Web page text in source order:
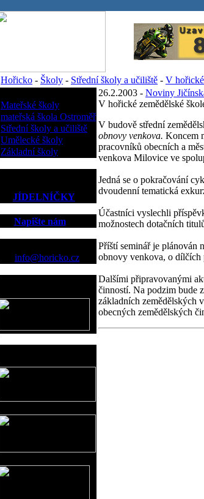
Hořicko - Školy - Střední školy a učiliště - V
Mateřské školy
mateřská škola Ostroměř
Střední školy a učiliště
Umělecké školy
Základní školy
JÍDELNÍČKY
Napište nám
info@horicko.cz
26.2.2003 - Noviny
V hořické zemědělské
V budově střední
obnovy venkova. Koncem
pracovníků obecních a
venkova Milovice ve
Jedná se o pokračování
dvoudenní tematická
Účastníci vyslechli
možnostech dotačních
Příští seminář je plánován
obnovy venkova, o dílčích
Dalšími připravovanými
činností. Na podzim bude
základních zemědělských
obecných zemědělských